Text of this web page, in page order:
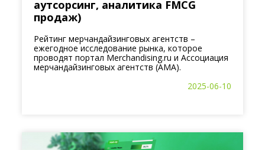
аутсорсинг, аналитика FMCG
продаж)
Рейтинг мерчандайзинговых агентств –
ежегодное исследование рынка, которое
проводят портал Merchandising.ru и Ассоциация
мерчандайзинговых агентств (АМА).
2025-06-10